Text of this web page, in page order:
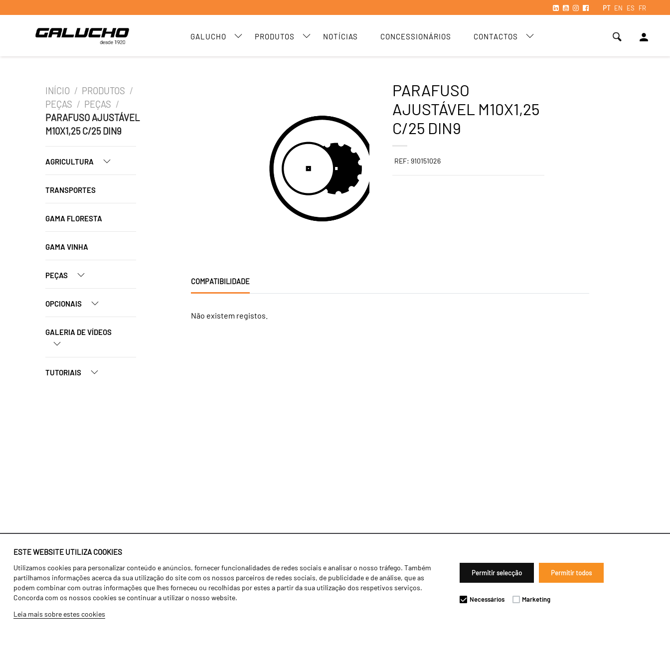
PT EN ES FR
GALUCHO PRODUTOS NOTÍCIAS CONCESSIONÁRIOS CONTACTOS person
ESTE WEBSITE UTILIZA COOKIES
Utilizamos cookies para personalizar conteúdo e anúncios, fornecer funcionalidades de redes sociais e analisar o nosso tráfego. Também
partilhamos informações acerca da sua utilização do site com os nossos parceiros de redes sociais, de publicidade e de análise, que as
podem combinar com outras informações que lhes forneceu ou recolhidas por estes a partir da sua utilização dos respetivos serviços.
Concorda com os nossos cookies se continuar a utilizar o nosso website.
Leia mais sobre estes cookies
Permitir selecção Permitir todos
Necessários Marketing
INÍCIO / PRODUTOS /
PEÇAS / PEÇAS /
PARAFUSO AJUSTÁVEL
M10X1,25 C/25 DIN9
AGRICULTURA
TRANSPORTES
GAMA FLORESTA
GAMA VINHA
PEÇAS
OPCIONAIS
GALERIA DE VÍDEOS
TUTORIAIS
PARAFUSO
AJUSTÁVEL M10X1,25
C/25 DIN9
REF: 910151026
COMPATIBILIDADE
Não existem registos.
Identidade
História
Fábrica / Produção
Recursos Humanos
Agricultura
Transportes
Gama Floresta
Notícias
Concessionários